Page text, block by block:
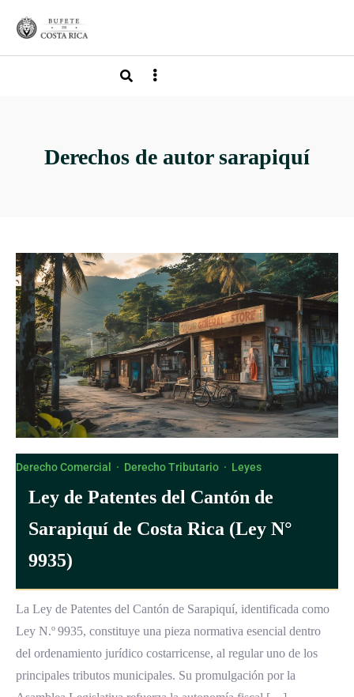
Derechos de autor sarapiquí
Derecho Comercial · Derecho Tributario · Leyes
Ley de Patentes del Cantón de
Sarapiquí de Costa Rica (Ley N°
9935)
La Ley de Patentes del Cantón de Sarapiquí, identificada como
Ley N.º 9935, constituye una pieza normativa esencial dentro
del ordenamiento jurídico costarricense, al regular uno de los
principales tributos municipales. Su promulgación por la